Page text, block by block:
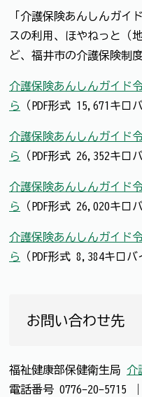
「介護保険あんしんガイ
スの利用、ほやねっと（
ど、福井市の介護保険制
介護保険あんしんガイド
ら
（PDF形式 15,671キロ
介護保険あんしんガイド
ら
（PDF形式 26,352キロ
介護保険あんしんガイド
ら
（PDF形式 26,020キロ
介護保険あんしんガイド
ら
（PDF形式 8,384キロ
お問い合わせ先
福祉健康部保健衛生局 介
電話番号 0776-20-5715